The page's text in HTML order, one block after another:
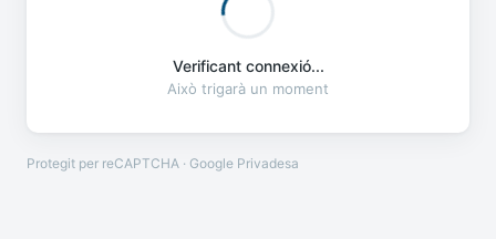
Verificant connexió...
Això trigarà un moment
Protegit per reCAPTCHA · Google Privadesa